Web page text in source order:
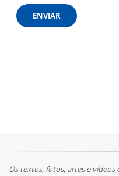
ENVIAR
Os textos, fotos, artes e vídeos